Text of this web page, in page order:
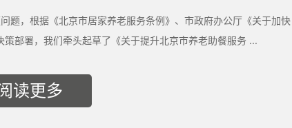
题，根据《北京市居家养老服务条例》、市政府办公厅《关于加快
部署，我们牵头起草了《关于提升北京市养老助餐服务 ...
读更多